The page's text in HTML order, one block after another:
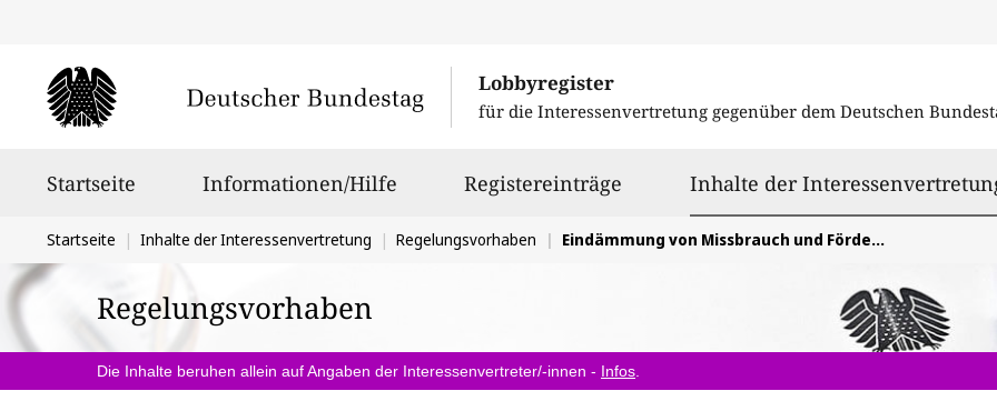
Lobbyregister
für die Interessenvertretung gegenüber dem Deutschen
Startseite Informationen/Hilfe Registereinträge Inhalte der
Sie
befinden
sich
hier:
Startseite Inhalte der Interessenvertretung Regelungsvorhaben Eindämmung von Missbrauch und Förderung der Gesundheit im Bereich Medizinalcannabis
Regelungsvorhaben
Die Inhalte beruhen allein auf Angaben der Interessenvertreter/-innen - Infos